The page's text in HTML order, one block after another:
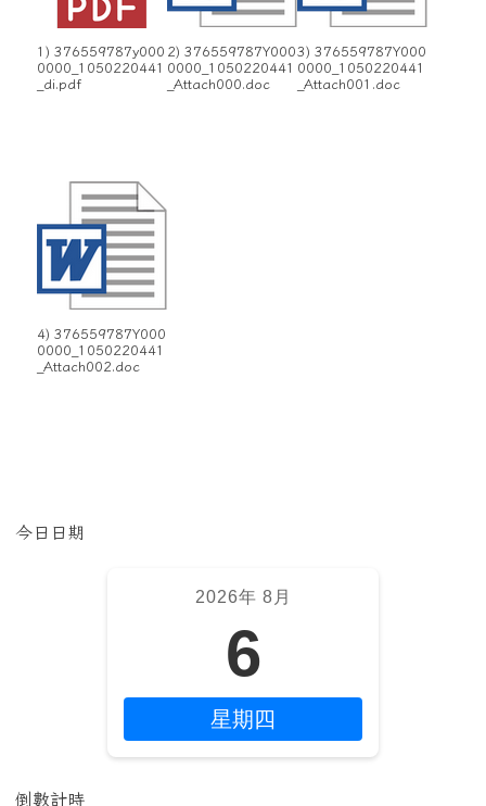
1) 376559787y000
0000_1050220441
_di.pdf
2) 376559787Y000
0000_1050220441
_Attach000.doc
3) 376559787Y000
0000_1050220441
_Attach001.doc
4) 376559787Y000
0000_1050220441
_Attach002.doc
左邊區域內容
今日日期
2026年 8月
6
星期四
倒數計時